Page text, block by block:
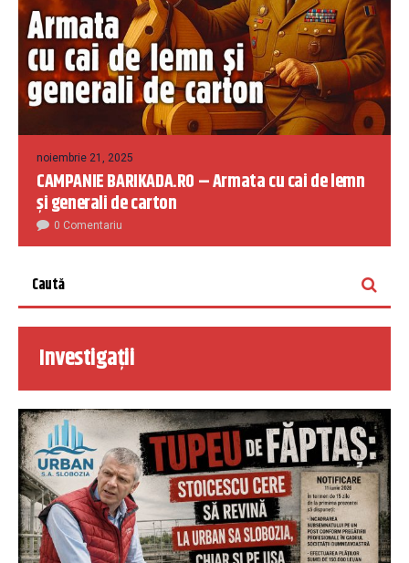
noiembrie 21, 2025
CAMPANIE BARIKADA.RO – Armata cu cai de lemn
și generali de carton
0 Comentariu
Investigații